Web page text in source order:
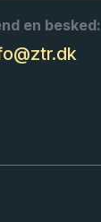
en besked: